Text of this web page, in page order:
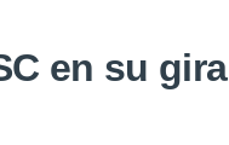
en su gira